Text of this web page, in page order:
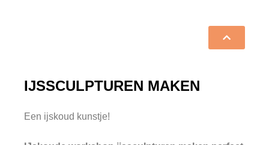
IJSSCULPTUREN MAKEN
Een ijskoud kunstje!